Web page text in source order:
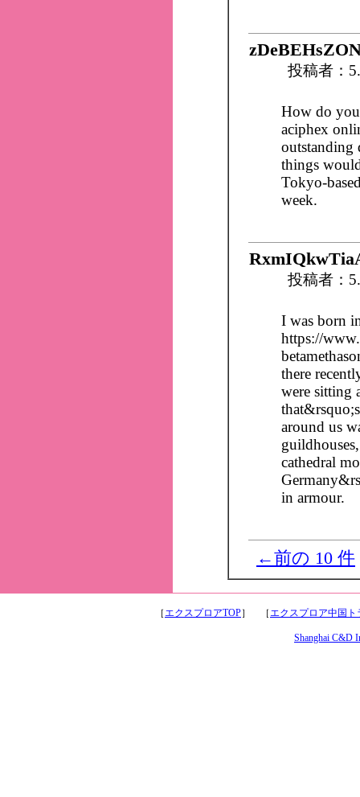
投稿者：
How do
aciphex
outstanding
things
Tokyo-
week.
投稿者：
I was born
https://
there
were sitting
around us
cathedral
in armour.
←前の 10 件
［エクスプロアTOP］ ［エクスプロア中国ト
Shanghai C&D